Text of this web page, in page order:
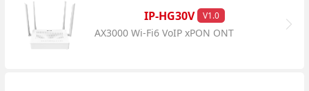
IP-HG30V V1.0
AX3000 Wi-Fi6 VoIP xPON ONT